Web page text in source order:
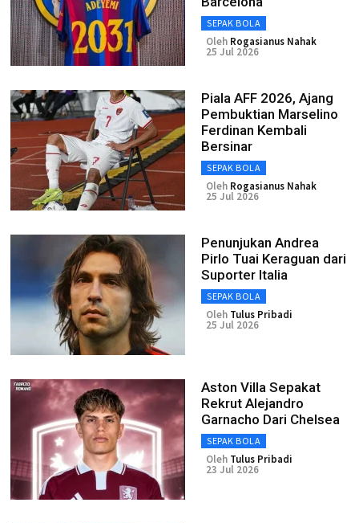
SEPAK BOLA
Oleh Rogasianus Nahak
25 Jul 2026
Piala AFF 2026, Ajang
Pembuktian Marselino
Ferdinan Kembali
Bersinar
SEPAK BOLA
Oleh Rogasianus Nahak
25 Jul 2026
Penunjukan Andrea
Pirlo Tuai Keraguan dari
Suporter Italia
SEPAK BOLA
Oleh Tulus Pribadi
25 Jul 2026
Aston Villa Sepakat
Rekrut Alejandro
Garnacho Dari Chelsea
SEPAK BOLA
Oleh Tulus Pribadi
23 Jul 2026